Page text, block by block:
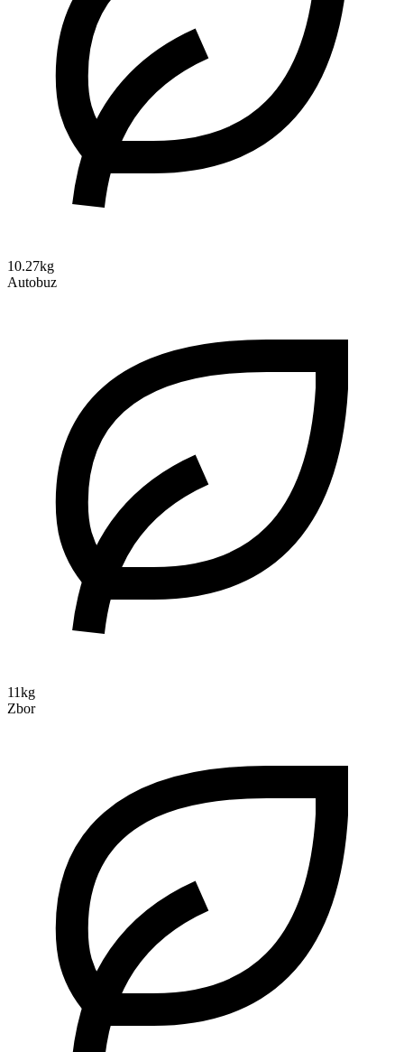
10.27kg
Autobuz
11kg
Zbor